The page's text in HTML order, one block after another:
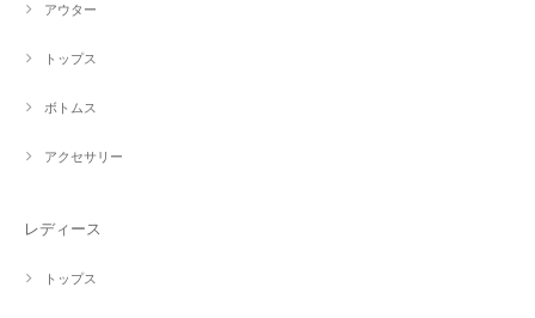
アウター
トップス
ボトムス
アクセサリー
レディース
トップス